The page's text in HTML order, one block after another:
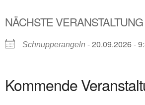
NÄCHSTE VERANSTALTUNG
Schnupperangeln - 20.09.2026 -
Kommende